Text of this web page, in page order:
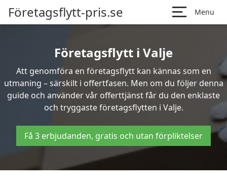
Företagsflytt-pris.se Menu
Företagsflytt i Valje
Att genomföra en företagsflytt kan kännas som en
utmaning – särskilt i offertfasen. Men om du följer denna
guide och använder vår offerttjänst får du den enklaste
och tryggaste företagsflytten i Valje.
Få 3 erbjudanden, gratis och utan förpliktelser